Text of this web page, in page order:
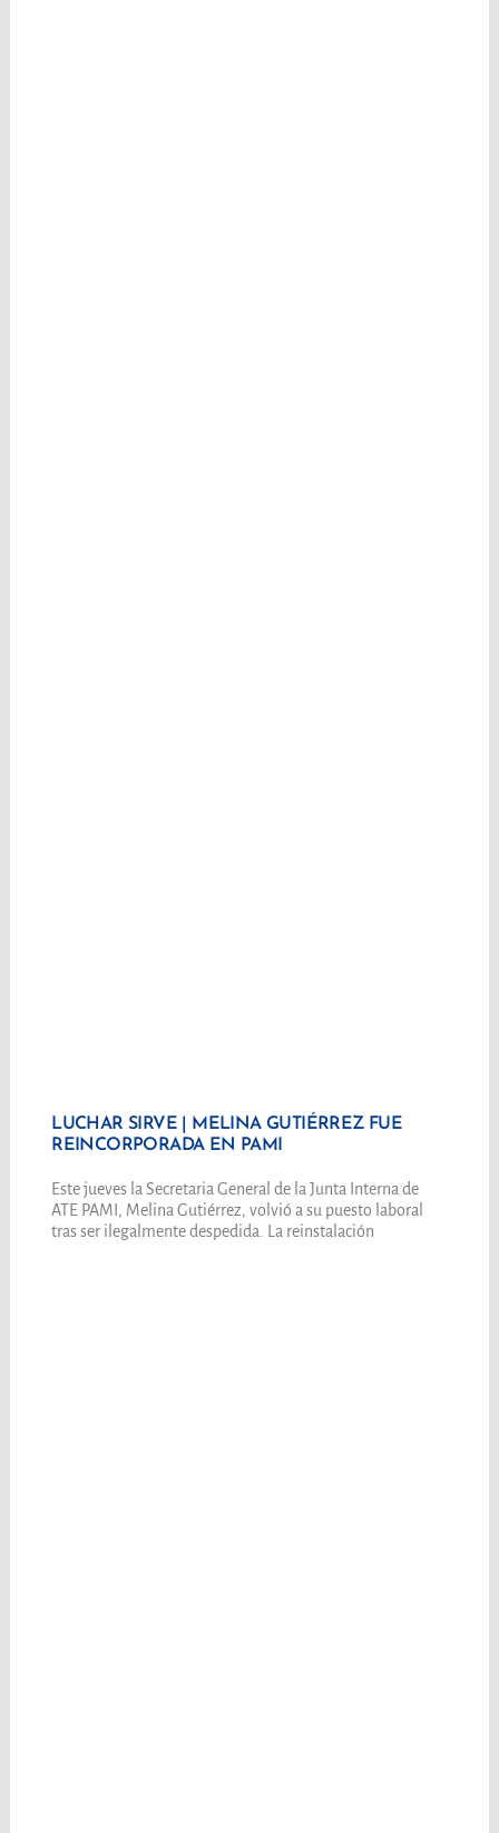
LUCHAR SIRVE | MELINA GUTIÉRREZ FUE
REINCORPORADA EN PAMI
Este jueves la Secretaria General de la Junta Interna de
ATE PAMI, Melina Gutiérrez, volvió a su puesto laboral
tras ser ilegalmente despedida. La reinstalación